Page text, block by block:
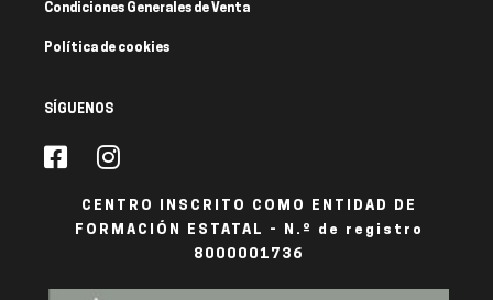
Condiciones Generales de Venta
Política de cookies
SÍGUENOS
CENTRO INSCRITO COMO ENTIDAD DE
FORMACIÓN ESTATAL - N.º de registro
8000001736